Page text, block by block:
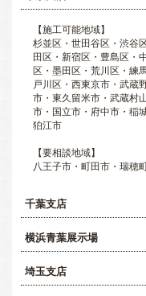
【施工可能地域】
杉並区・世田谷区・渋谷
田区・新宿区・豊島区・
区・墨田区・荒川区・練
戸川区・西東京市・武蔵
市・東久留米市・武蔵村
市・国立市・府中市・稲
狛江市
【要相談地域】
八王子市・町田市・瑞穂
千葉支店
横浜青葉展示場
埼玉支店